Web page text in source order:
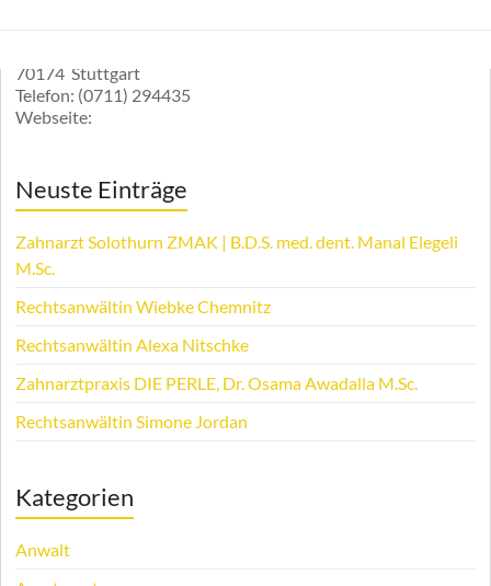
70174 Stuttgart
Telefon: (0711) 294435
Webseite:
Neuste Einträge
Zahnarzt Solothurn ZMAK | B.D.S. med. dent. Manal Elegeli
M.Sc.
Rechtsanwältin Wiebke Chemnitz
Rechtsanwältin Alexa Nitschke
Zahnarztpraxis DIE PERLE, Dr. Osama Awadalla M.Sc.
Rechtsanwältin Simone Jordan
Kategorien
Anwalt